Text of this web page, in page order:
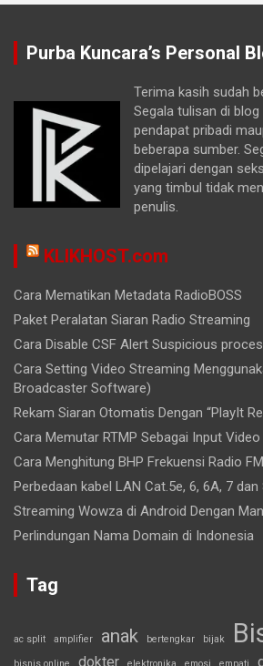
Purba Kuncara’s Personal
Terima kasih sudah
Segala tulisan di
pendapat pribadi
beberapa sumber.
dipelajari dengan
yang timbul tidak
penulis.
KLIKHOST.com
Cara Mematikan Metadata RadioBOSS
Paket Peralatan Siaran Radio Streaming
Cara Disable CSF Alert Suspicious
Cara Setting Video Streaming
Broadcaster Software)
Rekam Siaran Otomatis Dengan “PlayIt
Cara Memutar RTMP Sebagai Input Video
Cara Menghitung BHP Frekuensi Radio FM
Perbedaan kabel LAN Cat.5e, 6, 6A, 7 dan
Streaming Wowza di Android Dengan
Perlindungan Nama Domain di Indonesia
Tag
ac split amplifier anak bertengkar bijak
dokter